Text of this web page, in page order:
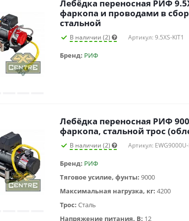
Лебёдка переносная РИФ
фаркопа и проводами в
стальной
В наличии (2) Артикул: 9.5XS-KIT1
Бренд: РИФ
Лебёдка переносная РИФ
фаркопа, стальной трос
В наличии (2) Артикул: EWG9000U-
Бренд: РИФ
Тяговое усилие, фунты: 9000
Максимальная нагрузка, кг: 4200
Трос: Сталь
Напряжение питания, В: 12